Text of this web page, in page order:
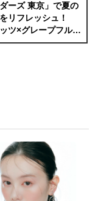
ダーズ 東京」で夏の
リフレッシュ！
ツ×グレープフルー
トが効いたボディト